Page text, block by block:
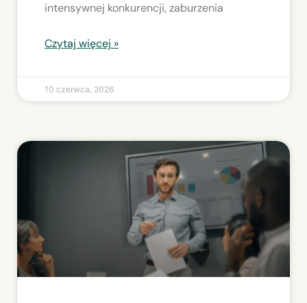
intensywnej konkurencji, zaburzenia
Czytaj więcej »
10 czerwca, 2026